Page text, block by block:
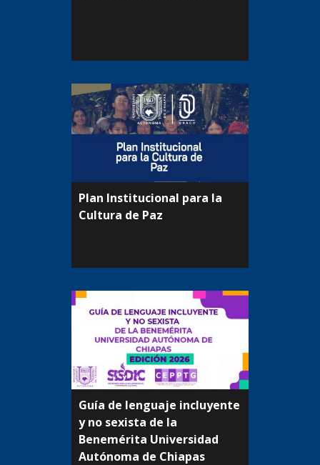
Plan Institucional para la
Cultura de Paz
Guía de lenguaje incluyente
y no sexista de la
Beneméritа Universidad
Autónoma de Chiapas